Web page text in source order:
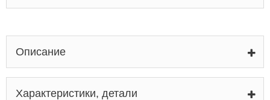
Описание
Характеристики, детали